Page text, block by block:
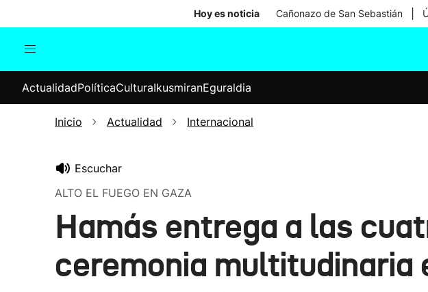
Hoy es noticia Cañonazo de San Sebastián
Internacional
Elecciones
ActualidadPolíticaCulturaIkusmiranEguraldia
Inicio Actualidad Internacional
Escuchar
ALTO EL FUEGO EN GAZA
Hamás entrega a las
ceremonia multitudinaria